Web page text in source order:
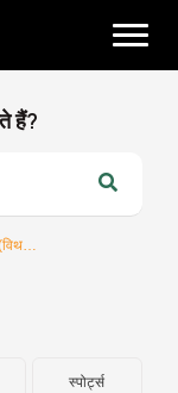
हैं?
स्पोर्ट्स